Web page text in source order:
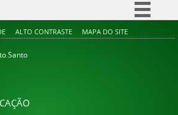
Simplifique!
ALTO CONTRASTE MAPA DO SITE
Santo